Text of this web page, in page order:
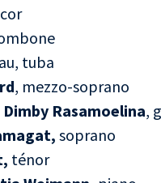
tuba
, mezzo-soprano
Dimby Rasamoelina,
soprano
ténor